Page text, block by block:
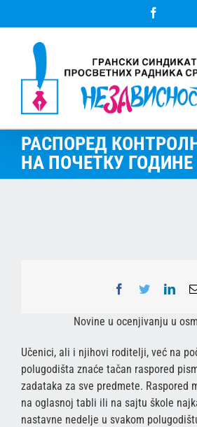
to
РАСПОРЕД
НА ПОЧЕТКУ ГОДИНЕ
Facebook
Twitter
Novine u ocenjivanju u
Učenici, ali i njihovi roditelji, već na
polugodišta znaće tačan raspored
zadataka za sve predmete. Raspored
na oglasnoj tabli ili na sajtu škole
nastavne nedelje u svakom